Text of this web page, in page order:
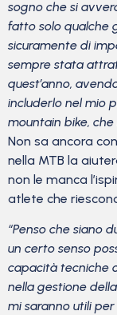
sogno che si
fatto solo qualche
sicuramente di
sempre stata
quest’anno,
includerlo nel mio
mountain bike,
Non sa ancora
nella MTB la
non le manca
atlete che
“Penso che siano
un certo senso
capacità tecniche
nella gestione
mi saranno utili